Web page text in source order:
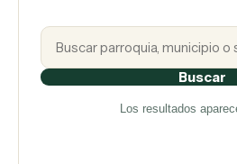
Buscar
Los resultados